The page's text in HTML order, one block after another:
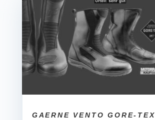
GAERNE VENTO GORE-TEX